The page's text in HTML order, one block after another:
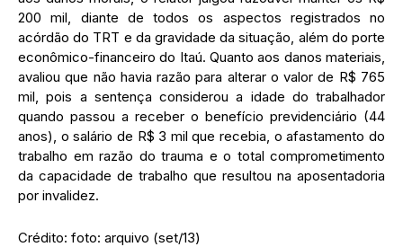
200 mil, diante de todos os aspectos registrados no
acórdão do TRT e da gravidade da situação, além do porte
econômico-financeiro do Itaú. Quanto aos danos materiais,
avaliou que não havia razão para alterar o valor de R$ 765
mil, pois a sentença considerou a idade do trabalhador
quando passou a receber o benefício previdenciário (44
anos), o salário de R$ 3 mil que recebia, o afastamento do
trabalho em razão do trauma e o total comprometimento
da capacidade de trabalho que resultou na aposentadoria
por invalidez.
Crédito: foto: arquivo (set/13)